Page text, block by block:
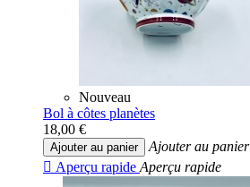
Nouveau
Bol à côtes planètes
18,00 €
Ajouter au panier
Ajouter au panier
 Aperçu rapide Aperçu rapide